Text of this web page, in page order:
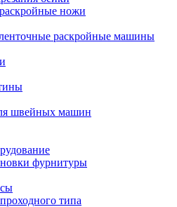
ножи
раскройные машины
швейных машин
фурнитуры
типа